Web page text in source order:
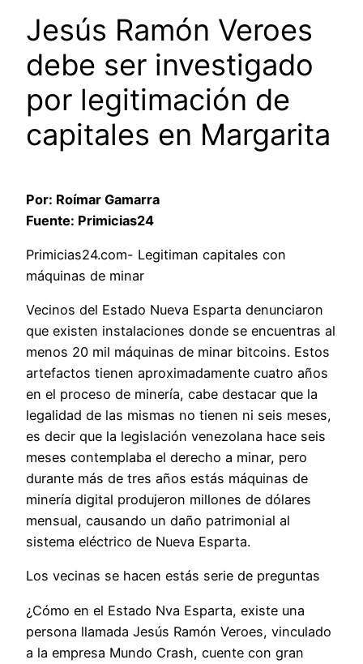
Jesús Ramón Veroes
debe ser investigado
por legitimación de
capitales en Margarita
Por: Roímar Gamarra
Fuente: Primicias24
Primicias24.com- Legitiman capitales con
máquinas de minar
Vecinos del Estado Nueva Esparta denunciaron
que existen instalaciones donde se encuentras al
menos 20 mil máquinas de minar bitcoins. Estos
artefactos tienen aproximadamente cuatro años
en el proceso de minería, cabe destacar que la
legalidad de las mismas no tienen ni seis meses,
es decir que la legislación venezolana hace seis
meses contemplaba el derecho a minar, pero
durante más de tres años estás máquinas de
minería digital produjeron millones de dólares
mensual, causando un daño patrimonial al
sistema eléctrico de Nueva Esparta.
Los vecinas se hacen estás serie de preguntas
¿Cómo en el Estado Nva Esparta, existe una
persona llamada Jesús Ramón Veroes, vinculado
a la empresa Mundo Crash, cuente con gran